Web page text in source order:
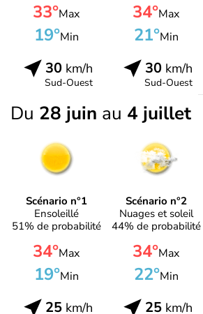
33°Max
19°Min
30km/h
Sud-Ouest
34°Max
21°Min
30km/h
Sud-Ouest
Du 28 juin au 4 juillet
Scénario n°1
Ensoleillé
51% de probabilité
34°Max
19°Min
25km/h
Scénario n°2
Nuages et soleil
44% de probabilité
34°Max
22°Min
25km/h